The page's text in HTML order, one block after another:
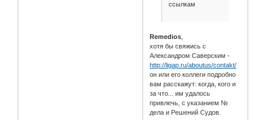
ссылкам
Remedios
хотя бы свяжись с
Александром Саверским -
http://ligap.ru/aboutus/contakt/
он или его коллеги подробно
вам расскажут: когда, кого и
за что... им удалось
привлечь, с указанием №
дела и Решений Судов.